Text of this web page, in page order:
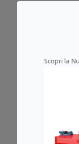
Scopri la